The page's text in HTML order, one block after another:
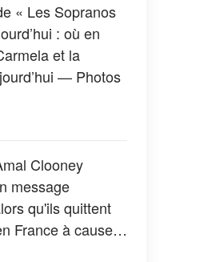
« Les Sopranos
: où en
et la
— Photos
Clooney
message
qu'ils quittent
France à cause
— Tous les